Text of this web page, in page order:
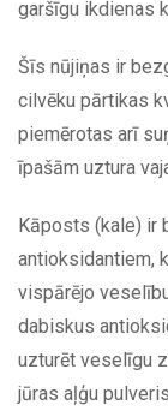
garšīgu ikdienas
Šīs nūjiņas ir
cilvēku pārtikas
piemērotas arī
īpašām uztura
Kāposts (kale) ir
antioksidantiem,
vispārējo
dabiskus
uzturēt veselīgu
jūras aļģu